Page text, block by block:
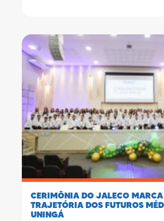
CERIMÔNIA DO JALECO
TRAJETÓRIA DOS FUTUROS
UNINGÁ